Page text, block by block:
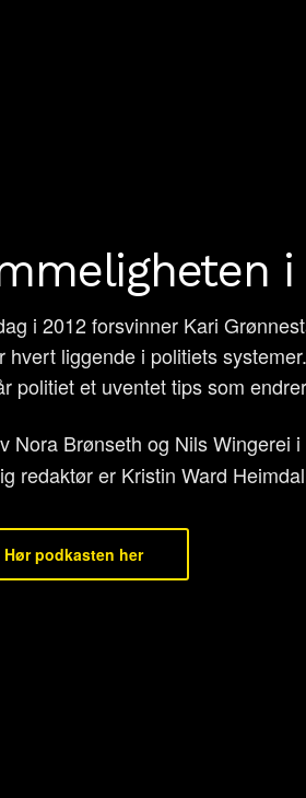
i
i 2012 forsvinner Kari
hvert liggende i politiets
politiet et uventet tips som
Nora Brønseth og Nils Wingerei
redaktør er Kristin Ward
Hør podkasten her